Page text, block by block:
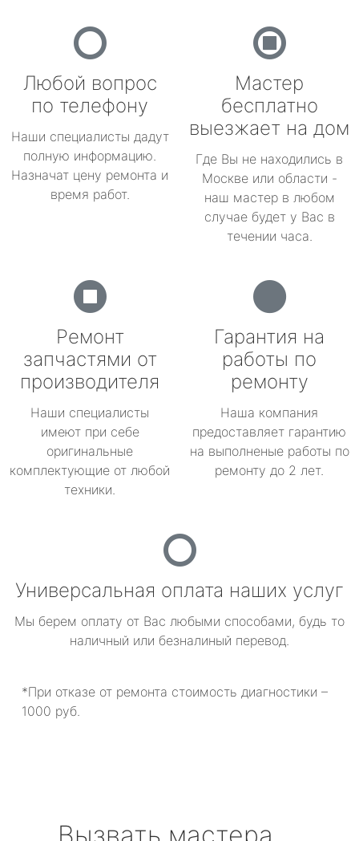
Любой вопрос
по телефону
Наши специалисты дадут
полную информацию.
Назначат цену ремонта и
время работ.
Мастер
бесплатно
выезжает на дом
Где Вы не находились в
Москве или области -
наш мастер в любом
случае будет у Вас в
течении часа.
Ремонт
запчастями от
производителя
Наши специалисты
имеют при себе
оригинальные
комплектующие от любой
техники.
Гарантия на
работы по
ремонту
Наша компания
предоставляет гарантию
на выполненые работы по
ремонту до 2 лет.
Универсальная оплата наших услуг
Мы берем оплату от Вас любыми способами, будь то
наличный или безналиный перевод.
*При отказе от ремонта стоимость диагностики –
1000 руб.